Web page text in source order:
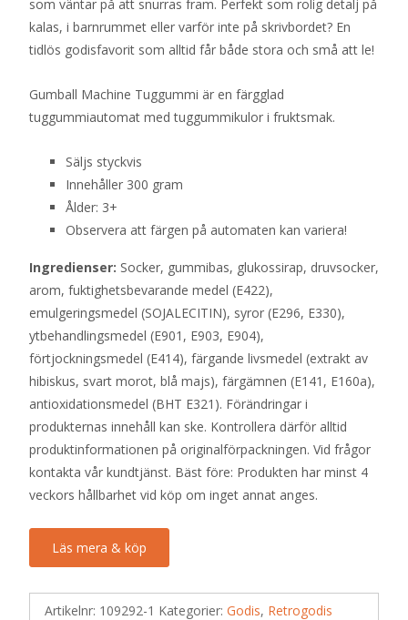
som väntar på att snurras fram. Perfekt som rolig detalj på
kalas, i barnrummet eller varför inte på skrivbordet? En
tidlös godisfavorit som alltid får både stora och små att le!
Gumball Machine Tuggummi är en färgglad
tuggummiautomat med tuggummikulor i fruktsmak.
Säljs styckvis
Innehåller 300 gram
Ålder: 3+
Observera att färgen på automaten kan variera!
Ingredienser: Socker, gummibas, glukossirap, druvsocker,
arom, fuktighetsbevarande medel (E422),
emulgeringsmedel (SOJALECITIN), syror (E296, E330),
ytbehandlingsmedel (E901, E903, E904),
förtjockningsmedel (E414), färgande livsmedel (extrakt av
hibiskus, svart morot, blå majs), färgämnen (E141, E160a),
antioxidationsmedel (BHT E321). Förändringar i
produkternas innehåll kan ske. Kontrollera därför alltid
produktinformationen på originalförpackningen. Vid frågor
kontakta vår kundtjänst. Bäst före: Produkten har minst 4
veckors hållbarhet vid köp om inget annat anges.
Läs mera & köp
Artikelnr: 109292-1 Kategorier: Godis, Retrogodis